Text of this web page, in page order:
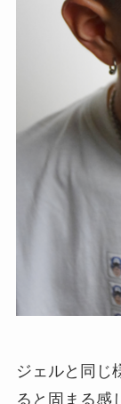
ジェルと同じ
ると固まる感